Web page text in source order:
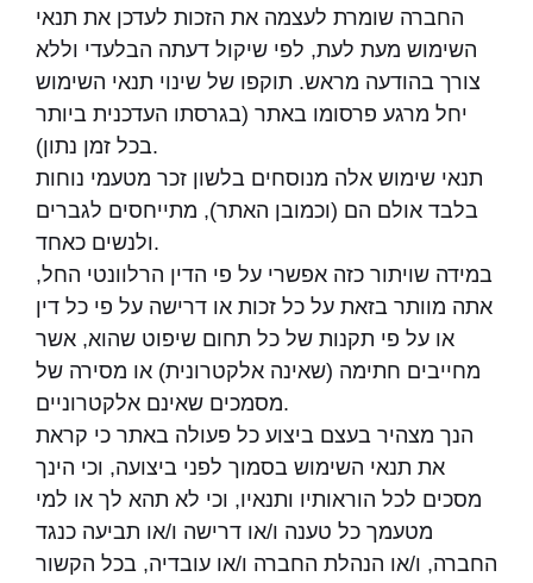
החברה שומרת לעצמה את הזכות לעדכן את תנאי
השימוש מעת לעת, לפי שיקול דעתה הבלעדי וללא
צורך בהודעה מראש. תוקפו של שינוי תנאי השימוש
יחל מרגע פרסומו באתר (בגרסתו העדכנית ביותר
בכל זמן נתון).
תנאי שימוש אלה מנוסחים בלשון זכר מטעמי נוחות
בלבד אולם הם (וכמובן האתר), מתייחסים לגברים
ולנשים כאחד.
במידה שויתור כזה אפשרי על פי הדין הרלוונטי החל,
אתה מוותר בזאת על כל זכות או דרישה על פי כל דין
או על פי תקנות של כל תחום שיפוט שהוא, אשר
מחייבים חתימה (שאינה אלקטרונית) או מסירה של
מסמכים שאינם אלקטרוניים.
הנך מצהיר בעצם ביצוע כל פעולה באתר כי קראת
את תנאי השימוש בסמוך לפני ביצועה, וכי הינך
מסכים לכל הוראותיו ותנאיו, וכי לא תהא לך או למי
מטעמך כל טענה ו/או דרישה ו/או תביעה כנגד
החברה, ו/או הנהלת החברה ו/או עובדיה, בכל הקשור